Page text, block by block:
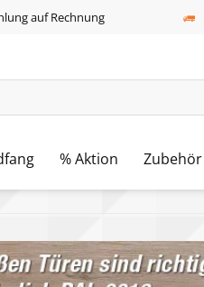
auf Rechnung
% Aktion Zubehör